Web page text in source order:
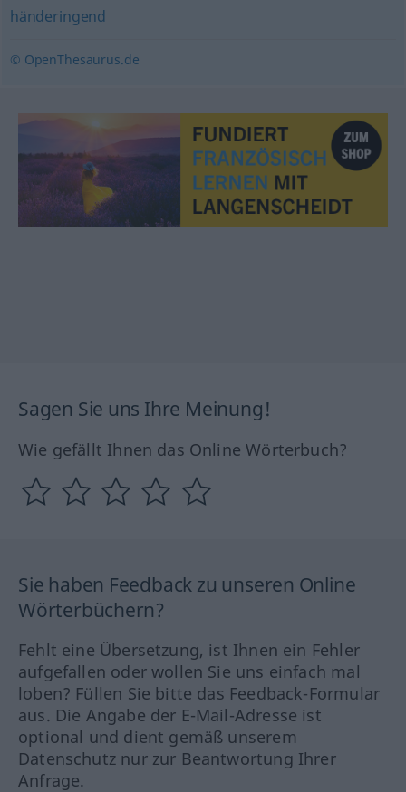
händeringend
© OpenThesaurus.de
Sagen Sie uns Ihre Meinung!
Wie gefällt Ihnen das Online Wörterbuch?
Sie haben Feedback zu unseren Online
Wörterbüchern?
Fehlt eine Übersetzung, ist Ihnen ein Fehler
aufgefallen oder wollen Sie uns einfach mal
loben? Füllen Sie bitte das Feedback-Formular
aus. Die Angabe der E-Mail-Adresse ist
optional und dient gemäß unserem
Datenschutz nur zur Beantwortung Ihrer
Anfrage.